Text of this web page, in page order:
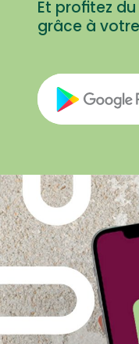
Et profitez
grâce à